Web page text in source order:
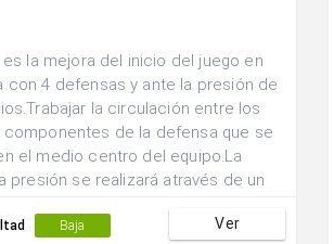
es la mejora del inicio del juego en
con 4 defensas y ante la presión de
la circulación entre los
de la defensa que se
el medio centro del equipo.La
presión se realizará através de un
Baja Ver